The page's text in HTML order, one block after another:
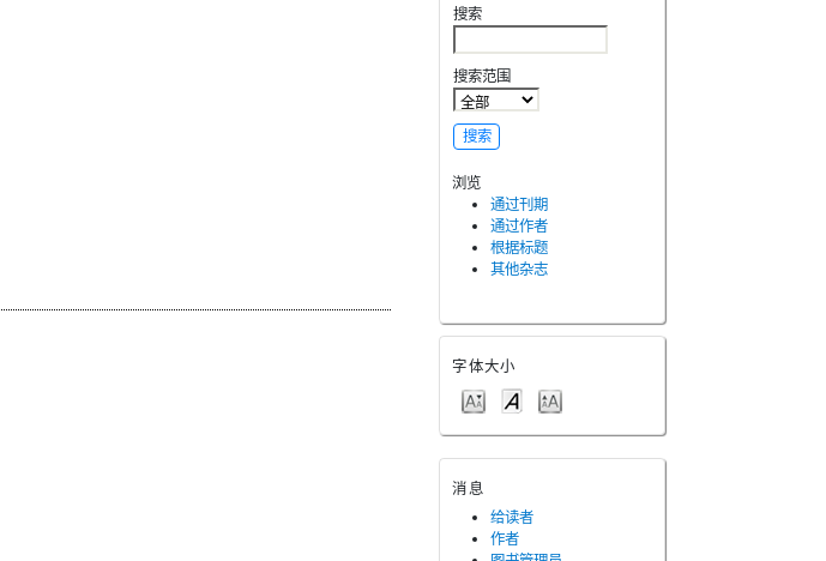
搜索
搜索范围
浏览
通过刊期
通过作者
根据标题
其他杂志
字体大小
消息
给读者
作者